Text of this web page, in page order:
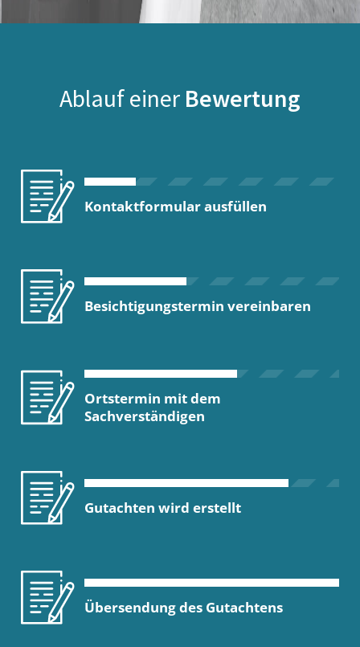
Ablauf einer Bewertung
Kontaktformular ausfüllen
Besichtigungstermin vereinbaren
Ortstermin mit dem
Sachverständigen
Gutachten wird erstellt
Übersendung des Gutachtens